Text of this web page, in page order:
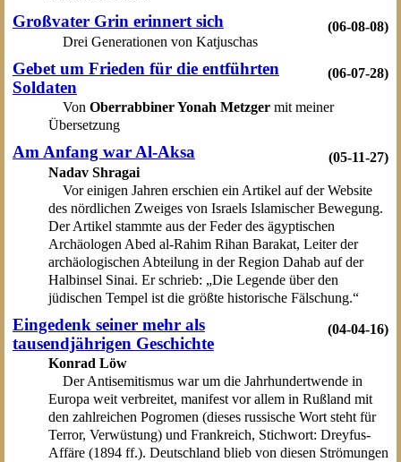
(06-08-08)
Großvater Grin erinnert sich
Drei Generationen von Katjuschas
(06-07-28)
Gebet um Frieden für die entführten
Soldaten
Von Oberrabbiner Yonah Metzgermit meiner
Übersetzung
(05-11-27)
Am Anfang war Al-Aksa
Nadav Shragai
Vor einigen Jahren erschien ein Artikel auf der Website
des nördlichen Zweiges von Israels Islamischer Bewegung.
Der Artikel stammte aus der Feder des ägyptischen
Archäologen Abed al-Rahim Rihan Barakat, Leiter der
archäologischen Abteilung in der Region Dahab auf der
Halbinsel Sinai. Er schrieb: „Die Legende über den
jüdischen Tempel ist die größte historische Fälschung.“
(04-04-16)
Eingedenk seiner mehr als
tausendjährigen Geschichte
Konrad Löw
Der Antisemitismus war um die Jahrhundertwende in
Europa weit verbreitet, manifest vor allem in Rußland mit
den zahlreichen Pogromen (dieses russische Wort steht für
Terror, Verwüstung) und Frankreich, Stichwort: Dreyfus-
Affäre (1894 ff.). Deutschland blieb von diesen Strömungen